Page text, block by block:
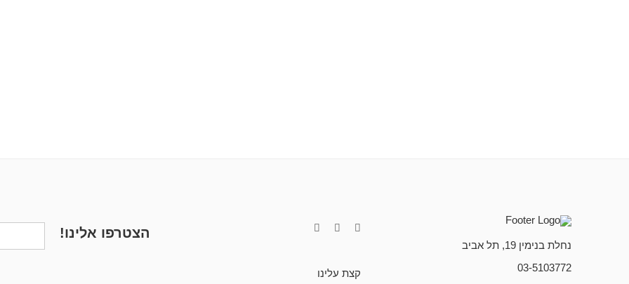
נחלת בנימין 19, תל אביב
03-5103772
קצת עלינו
הצטרפו אלינו!